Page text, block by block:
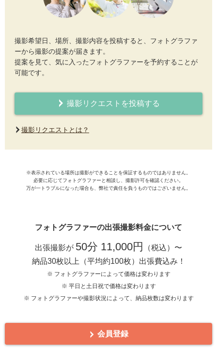
撮影希望日、場所、撮影内容を投稿すると、フォトグラファ
ーから撮影の提案が届きます。
提案を見て、気に入ったフォトグラファーを予約することが
可能です。
撮影リクエストを投稿する
撮影リクエストとは？
※表示されている場所は撮影ができることを保証するものではありません。
必要に応じてフォトグラファーと相談し、撮影許可を確認ください。
万が一トラブルになった場合も、弊社で責任を負うものではございません。
フォトグラファーの出張撮影料金について
出張撮影が 50分 11,000円
（税込）〜
納品30枚以上（平均約100枚）出張費込み！
※ フォトグラファーによって価格は変わります
※ 平日と土日祝で価格は変わります
※ フォトグラファーや撮影状況によって、納品枚数は変わります
会員登録